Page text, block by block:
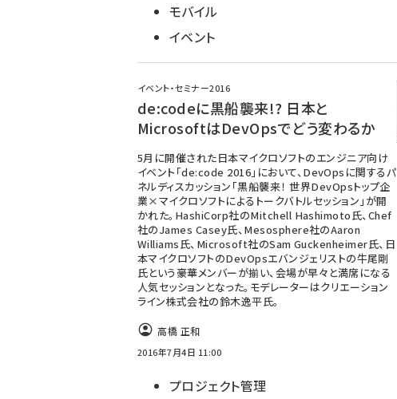
モバイル
イベント
イベント・セミナー2016
de:codeに黒船襲来!? 日本と
MicrosoftはDevOpsでどう変わるか
5月に開催された日本マイクロソフトのエンジニア向け
イベント「de:code 2016」において、DevOpsに関するパ
ネルディスカッション「黒船襲来！ 世界DevOpsトップ企
業×マイクロソフトによるトークバトルセッション」が開
かれた。HashiCorp社のMitchell Hashimoto氏、Chef
社のJames Casey氏、Mesosphere社のAaron
Williams氏、Microsoft社のSam Guckenheimer氏、日
本マイクロソフトのDevOpsエバンジェリストの牛尾剛
氏という豪華メンバーが揃い、会場が早々と満席になる
人気セッションとなった。モデレーターはクリエーション
ライン株式会社の鈴木逸平氏。
高橋 正和
2016年7月4日 11:00
プロジェクト管理